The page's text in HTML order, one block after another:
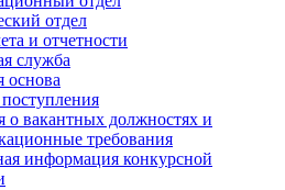
отдел
и отчетности
служба
основа
о вакантных должностях и
требования
информация конкурсной